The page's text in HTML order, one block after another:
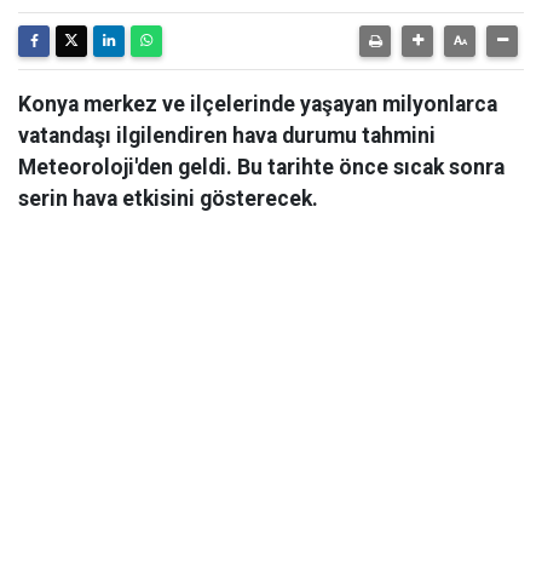
Konya merkez ve ilçelerinde yaşayan milyonlarca
vatandaşı ilgilendiren hava durumu tahmini
Meteoroloji'den geldi. Bu tarihte önce sıcak sonra
serin hava etkisini gösterecek.